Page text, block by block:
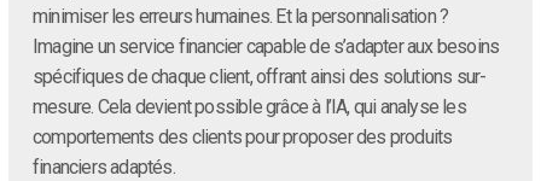
minimiser les erreurs humaines. Et la personnalisation ?
Imagine un service financier capable de s’adapter aux besoins
spécifiques de chaque client, offrant ainsi des solutions sur-
mesure. Cela devient possible grâce à l’IA, qui analyse les
comportements des clients pour proposer des produits
financiers adaptés.